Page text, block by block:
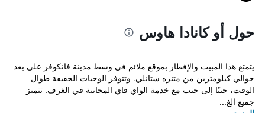
حول أو كانادا هاوس
يتمتع هذا المبيت والإفطار بموقع ملائم في وسط مدينة فانكوفر على بعد
حوالي كيلومترين من متنزه ستانلي. وتتوفر الوجبات الخفيفة طوال
الوقت، جنبًا إلى جنب مع خدمة الواي فاي المجانية في الغرف. تتميز
جميع الغ...